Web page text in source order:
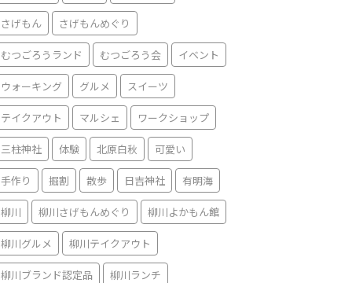
さげもん さげもんめぐり
むつごろうランド むつごろう会 イベント
ウォーキング グルメ スイーツ
テイクアウト マルシェ ワークショップ
三柱神社 体験 北原白秋 可愛い
手作り 掘割 散歩 日吉神社 有明海
柳川 柳川さげもんめぐり 柳川よかもん館
柳川グルメ 柳川テイクアウト
柳川ブランド認定品 柳川ランチ